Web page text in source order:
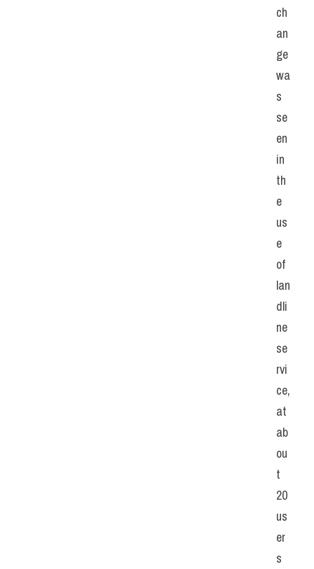
ch
an
ge
wa
s
se
en
in
th
e
us
e
of
lan
dli
ne
se
rvi
ce,
at
ab
ou
t
20
us
er
s